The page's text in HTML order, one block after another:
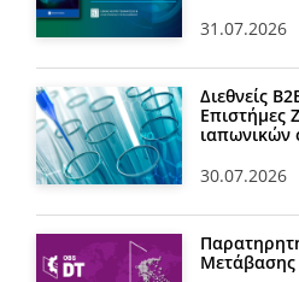
31.07.2026
Διεθνείς
Επιστήμες
ιαπωνικών
30.07.2026